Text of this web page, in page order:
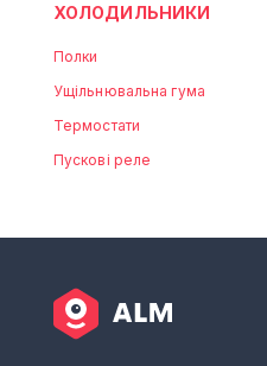
ХОЛОДИЛЬНИКИ
Полки
Ущільнювальна гума
Термостати
Пускові реле